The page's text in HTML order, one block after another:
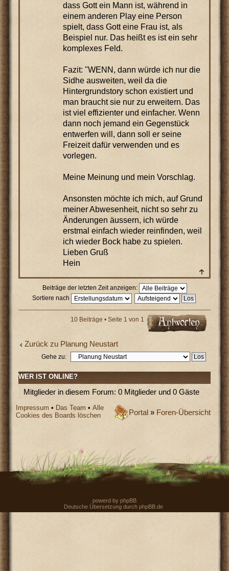
dass Gott ein Mann ist, während in
einem anderen Play eine Person
spielt, dass Gott eine Frau ist, als
Beispiel nur. Das heißt es ist ein sehr
komplexes Feld.
Fazit: "WENN, dann würde ich nur die
Sidhe ausweiten, weil da die
Hintergrundstory schon existiert und
man braucht sie nur zu erweitern. Das
ist viel effizienter und einfacher. Wenn
dann noch jemand ein Gegenstück
entwerfen will, dann soll er seine
Freizeit dafür verwenden und es
vorlegen.
Meine Meinung und mein Vorschlag.
Ansonsten möchte ich mich, auf Grund
meiner Abwesenheit, nicht so sehr zu
Änderungen äussern, ich würde
erstmal einfach wieder reinfinden, weil
ich wieder Bock habe zu spielen.
Lieben Gruß
Hein
Beiträge der letzten Zeit anzeigen:
Sortiere nach
10 Beiträge • Seite 1 von 1
Zurück zu Planung Neustart
Gehe zu:
WER IST ONLINE?
Mitglieder in diesem Forum: 0 Mitglieder und 0 Gäste
Portal » Foren-Übersicht
Impressum • Das Team •Alle
Cookies des Boards löschen
powerd by phpBB
Deutsche Übersetzung durch phpBB.de